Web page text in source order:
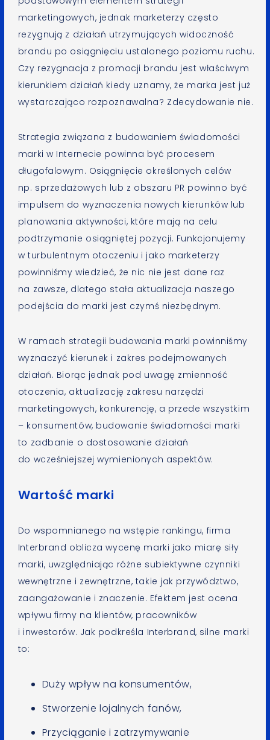
marketingowych, jednak marketerzy często
rezygnują z działań utrzymujących widoczność
brandu po osiągnięciu ustalonego poziomu ruchu.
Czy rezygnacja z promocji brandu jest właściwym
kierunkiem działań kiedy uznamy, że marka jest już
wystarczająco rozpoznawalna? Zdecydowanie nie.
Strategia związana z budowaniem świadomości
marki w Internecie powinna być procesem
długofalowym. Osiągnięcie określonych celów
np. sprzedażowych lub z obszaru PR powinno być
impulsem do wyznaczenia nowych kierunków lub
planowania aktywności, które mają na celu
podtrzymanie osiągniętej pozycji. Funkcjonujemy
w turbulentnym otoczeniu i jako marketerzy
powinniśmy wiedzieć, że nic nie jest dane raz
na zawsze, dlatego stała aktualizacja naszego
podejścia do marki jest czymś niezbędnym.
W ramach strategii budowania marki powinniśmy
wyznaczyć kierunek i zakres podejmowanych
działań. Biorąc jednak pod uwagę zmienność
otoczenia, aktualizację zakresu narzędzi
marketingowych, konkurencję, a przede wszystkim
– konsumentów, budowanie świadomości marki
to zadbanie o dostosowanie działań
do wcześniejszej wymienionych aspektów.
Wartość marki
Do wspomnianego na wstępie rankingu, firma
Interbrand oblicza wycenę marki jako miarę siły
marki, uwzględniając różne subiektywne czynniki
wewnętrzne i zewnętrzne, takie jak przywództwo,
zaangażowanie i znaczenie. Efektem jest ocena
wpływu firmy na klientów, pracowników
i inwestorów. Jak podkreśla Interbrand, silne marki
to:
Duży wpływ na konsumentów,
Stworzenie lojalnych fanów,
Przyciąganie i zatrzymywanie